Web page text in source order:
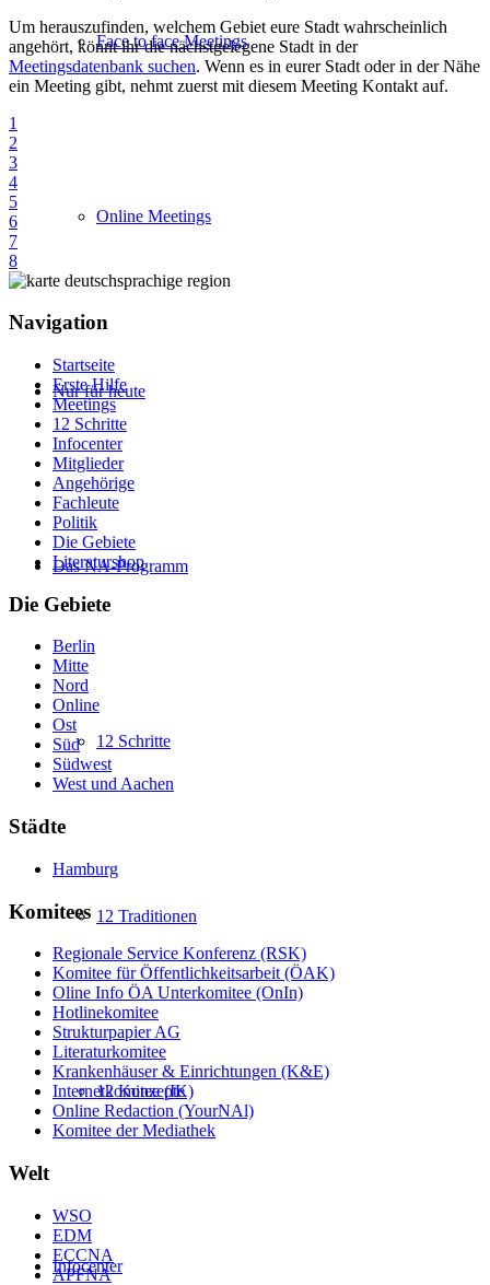
Face to face Meetings
Online Meetings
Nur für heute
Das NA-Programm
12 Schritte
12 Traditionen
12 Konzepte
Infocenter
Um herauszufinden, welchem Gebiet eure Stadt wahrscheinlich
angehört, könnt ihr die nächstgelegene Stadt in der
Meetingsdatenbank suchen. Wenn es in eurer Stadt oder in der Nähe
ein Meeting gibt, nehmt zuerst mit diesem Meeting Kontakt auf.
1
2
3
4
5
6
7
8
Navigation
Startseite
Erste Hilfe
Meetings
12 Schritte
Infocenter
Mitglieder
Angehörige
Fachleute
Politik
Die Gebiete
Literaturshop
Die Gebiete
Berlin
Mitte
Nord
Online
Ost
Süd
Südwest
West und Aachen
Städte
Hamburg
Komitees
Regionale Service Konferenz (RSK)
Komitee für Öffentlichkeitsarbeit (ÖAK)
Oline Info ÖA Unterkomitee (OnIn)
Hotlinekomitee
Strukturpapier AG
Literaturkomitee
Krankenhäuser & Einrichtungen (K&E)
Internetkomitee (IK)
Online Redaction (YourNAl)
Komitee der Mediathek
Welt
WSO
EDM
ECCNA
APFNA